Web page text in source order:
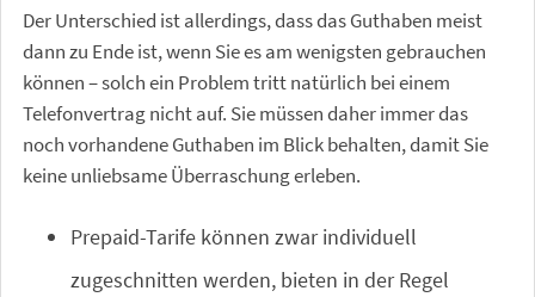
Der Unterschied ist allerdings, dass das Guthaben meist
dann zu Ende ist, wenn Sie es am wenigsten gebrauchen
können – solch ein Problem tritt natürlich bei einem
Telefonvertrag nicht auf. Sie müssen daher immer das
noch vorhandene Guthaben im Blick behalten, damit Sie
keine unliebsame Überraschung erleben.
Prepaid-Tarife können zwar individuell
zugeschnitten werden, bieten in der Regel